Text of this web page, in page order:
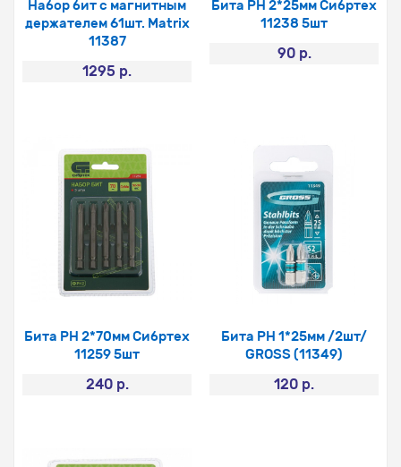
Набор бит с магнитным
держателем 61шт. Matrix
11387
1295 р.
Бита PH 2*25мм Сибртех
11238 5шт
90 р.
Бита PH 2*70мм Сибртех
11259 5шт
240 р.
Бита PH 1*25мм /2шт/
GROSS (11349)
120 р.